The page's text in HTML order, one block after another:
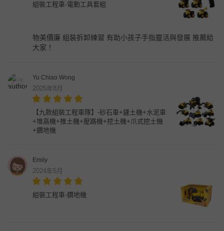
組裝工程車-電動工具套組
物美價廉 組裝拆卸練習 有助小孩子手指靈活與發展 推薦給
大家！
Yu Chiao Wong
2025年8月
【九款組裝工程車隊】-砂石車+鏟土機+水泥車
+堆高機+推土機+壓路機+挖土機+爪式挖土機
+鑽地機
Emily
2024年5月
組裝工程車-鑽地機